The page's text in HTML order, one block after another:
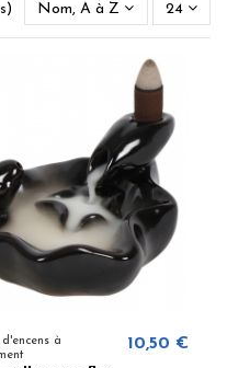
Nom, A à Z 24
à
10,50 €